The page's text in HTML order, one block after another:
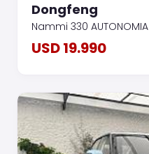
Dongfeng
Nammi 330 AUTONOMIA
USD 19.990